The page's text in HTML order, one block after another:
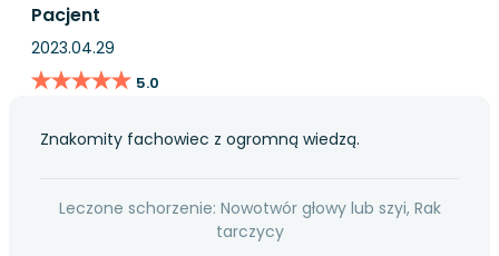
Pacjent
2023.04.29
★★★★★
★★★★★ 5.0
Znakomity fachowiec z ogromną wiedzą.
Leczone schorzenie: Nowotwór głowy lub szyi, Rak
tarczycy